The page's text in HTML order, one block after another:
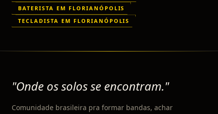
BATERISTA EM FLORIANÓPOLIS
TECLADISTA EM FLORIANÓPOLIS
"Onde os solos se encontram."
Comunidade brasileira pra formar bandas, achar